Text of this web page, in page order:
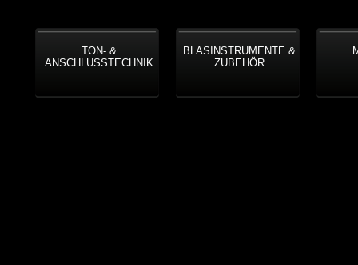
TON- &
ANSCHLUSSTECHNIK
BLASINSTRUMENTE &
ZUBEHÖR